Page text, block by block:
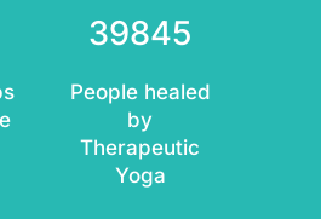
39845
People healed
by
Therapeutic
Yoga